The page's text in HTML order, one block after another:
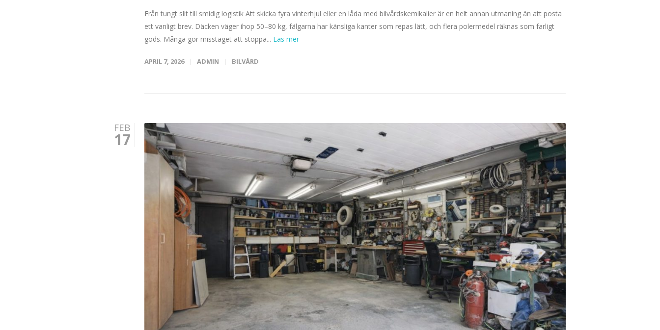
Från tungt slit till smidig logistik Att skicka fyra vinterhjul eller en låda med bilvårdskemikalier är en helt annan utmaning än att posta
ett vanligt brev. Däcken väger ihop 50–80 kg, fälgarna har känsliga kanter som repas lätt, och flera polermedel räknas som farligt
gods. Många gör misstaget att stoppa...
APRIL 7, 2026 ADMIN BILVÅRD
FEB
17